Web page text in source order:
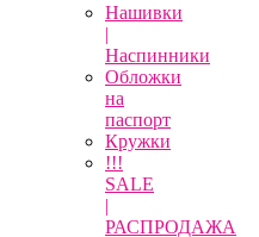
Нашивки
|
Наспинники
Обложки
на
паспорт
Кружки
!!!
SALE
|
РАСПРОДАЖА